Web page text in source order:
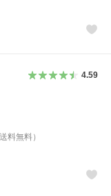
4.59
料無料）